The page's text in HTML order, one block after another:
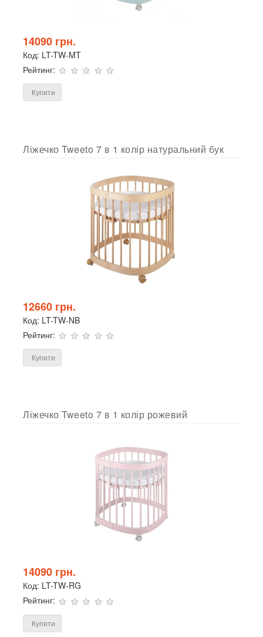
14090 грн.
Код: LT-TW-MT
Рейтинг:
Купити
Ліжечко Tweeto 7 в 1 колір натуральний бук
12660 грн.
Код: LT-TW-NB
Рейтинг:
Купити
Ліжечко Tweeto 7 в 1 колір рожевий
14090 грн.
Код: LT-TW-RG
Рейтинг:
Купити